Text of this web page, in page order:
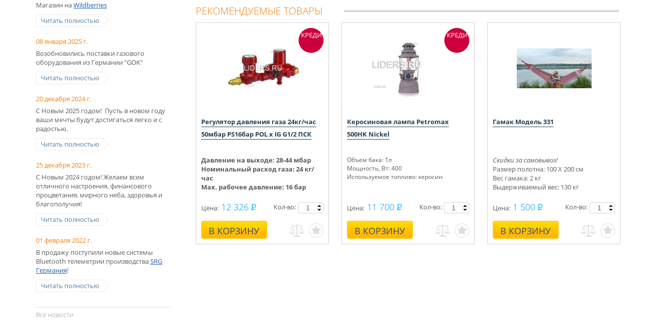
Магазин наWildberries
Читать полностью
08 января 2025 г.
Возобновились поставки газового
оборудования из Германии "GOK"
Читать полностью
20 декабря 2024 г.
С Новым 2025 годом! Пусть в новом году
ваши мечты будут достигаться легко и с
радостью.
Читать полностью
25 декабря 2023 г.
С Новым 2024 годом! Желаем всем
отличного настроения, финансового
процветания, мирного неба, здоровья и
благополучия!
Читать полностью
01 февраля 2022 г.
В продажу поступили новые системы
Bluetooth телеметрии производстваSRG
Германия!
Читать полностью
Все новости
РЕКОМЕНДУЕМЫЕ ТОВАРЫ
Регулятор давления газа 24кг/час
50мбар PS16бар POL x IG G1/2 ПСК
Давление на выходе: 28-44мбар
Номинальный расход газа: 24 кг/
час
Max. рабочее давление: 16 бар
Цена: 12 326
В КОРЗИНУ
Кол-во:
КРЕДИТ
Керосиновая лампа Petromax
500HK Nickel
Объем бака: 1л
Мощность, Вт: 400
Используемое топливо: керосин
Цена: 11 700
В КОРЗИНУ
Кол-во:
КРЕДИТ
Гамак Модель 331
Скидки за самовывоз!
Размер полотна: 100 Х 200 см
Вес гамака: 2 кг
Выдерживаемый вес: 130 кг
Цена: 1 500
В КОРЗИНУ
Кол-во: